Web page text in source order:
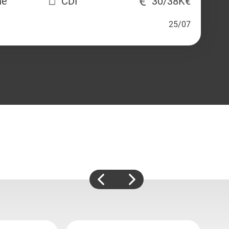
25/07